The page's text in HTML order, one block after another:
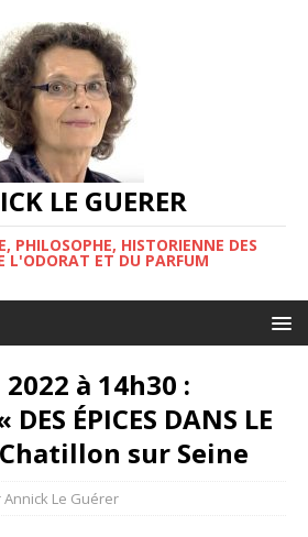
LE GUERER
PHILOSOPHE, HISTORIENNE DES
L'ODORAT ET DU PARFUM
à 14h30 :
ÉPICES DANS LE
Chatillon sur Seine
Annick Le Guérer